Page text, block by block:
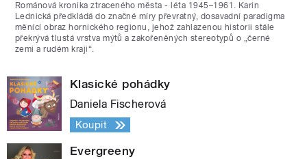
Románová kronika ztraceného města - léta 1945–1961. Karin
Lednická předkládá do značné míry převratný, dosavadní paradigma
měnící obraz hornického regionu, jehož zahlazenou historii stále
překrývá tlustá vrstva mýtů a zakořeněných stereotypů o „černé
zemi a rudém kraji“.
Klasické pohádky
Daniela Fischerová
Koupit
Evergreeny